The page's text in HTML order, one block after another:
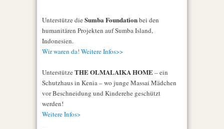
Unterstütze die Sumba Foundationbei den
humanitären Projekten auf Sumba Island,
Indonesien.
Wir waren da! Weitere Infos>>
Unterstütze THE OLMALAIKA HOME– ein
Schutzhaus in Kenia – wo junge Massai Mädchen
vor Beschneidung und Kinderehe geschützt
werden!
Weitere Infos>